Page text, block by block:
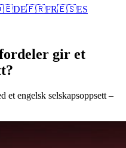
DE🇫🇷FR🇪🇸ES
gir et
et engelsk selskapsoppsett –